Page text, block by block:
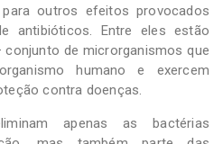
outros efeitos provocados
antibióticos. Entre eles estão
de microrganismos que
humano e exercem
contra doenças.
apenas as bactérias